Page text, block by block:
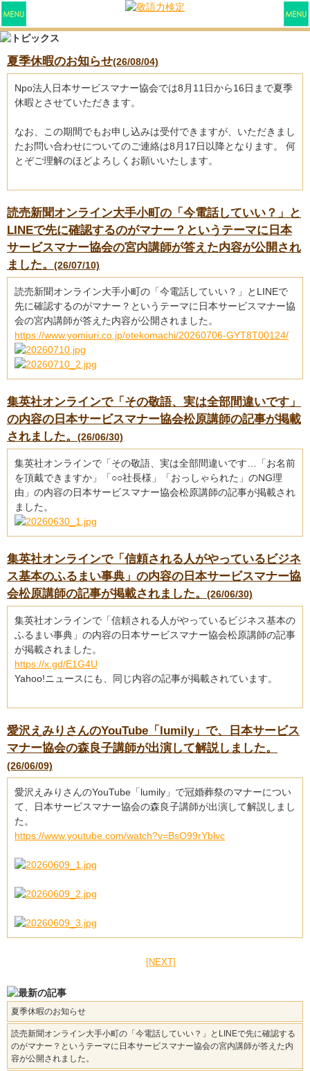
夏季休暇のお知らせ(26/08/04)
Npo法人日本サービスマナー協会では8月11日から16日まで夏季
休暇とさせていただきます。
なお、この期間でもお申し込みは受付できますが、いただきまし
たお問い合わせについてのご連絡は8月17日以降となります。 何
とぞご理解のほどよろしくお願いいたします。
読売新聞オンライン大手小町の「今電話していい？」と
LINEで先に確認するのがマナー？というテーマに日本
サービスマナー協会の宮内講師が答えた内容が公開され
ました。 (26/07/10)
読売新聞オンライン大手小町の「今電話していい？」とLINEで
先に確認するのがマナー？というテーマに日本サービスマナー協
会の宮内講師が答えた内容が公開されました。
https://www.yomiuri.co.jp/otekomachi/20260706-GYT8T00124/
集英社オンラインで「その敬語、実は全部間違いです」
の内容の日本サービスマナー協会松原講師の記事が掲載
されました。 (26/06/30)
集英社オンラインで「その敬語、実は全部間違いです…「お名前
を頂戴できますか」「○○社長様」「おっしゃられた」のNG理
由」の内容の日本サービスマナー協会松原講師の記事が掲載され
ました。
集英社オンラインで「信頼される人がやっているビジネ
ス基本のふるまい事典」の内容の日本サービスマナー協
会松原講師の記事が掲載されました。 (26/06/30)
集英社オンラインで「信頼される人がやっているビジネス基本の
ふるまい事典」の内容の日本サービスマナー協会松原講師の記事
が掲載されました。
https://x.gd/E1G4U
Yahoo!ニュースにも、同じ内容の記事が掲載されています。
愛沢えみりさんのYouTube「lumily」で、日本サービス
マナー協会の森良子講師が出演して解説しました。
(26/06/09)
愛沢えみりさんのYouTube「lumily」で冠婚葬祭のマナーについ
て、日本サービスマナー協会の森良子講師が出演して解説しまし
た。
https://www.youtube.com/watch?v=BsO99rYblvc
[NEXT]
夏季休暇のお知らせ
読売新聞オンライン大手小町の「今電話していい？」とLINEで先に確認する
のがマナー？というテーマに日本サービスマナー協会の宮内講師が答えた内
容が公開されました。